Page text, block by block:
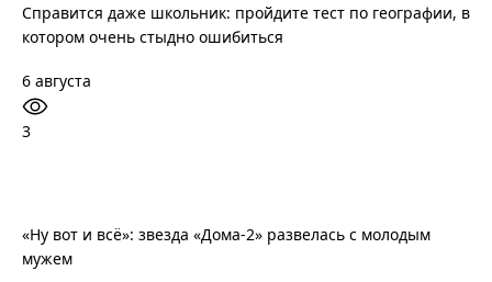
Справится даже школьник: пройдите тест по географии, в
котором очень стыдно ошибиться
6 августа
3
«Ну вот и всё»: звезда «Дома-2» развелась с молодым
мужем